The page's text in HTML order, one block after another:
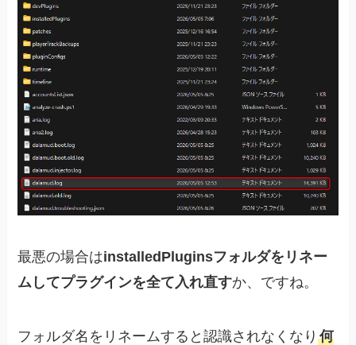
最悪の場合はinstalledPluginsフォルダをリネー
ムしてプラグインを全て入れ直すか、ですね。
フォルダ名をリネームすると認識されなくなり何